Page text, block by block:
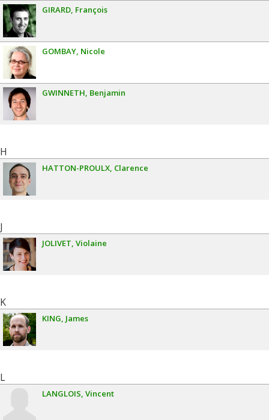
GIRARD François
GOMBAY Nicole
GWINNETH Benjamin
H
HATTON-PROULX Clarence
J
JOLIVET Violaine
K
KING James
L
LANGLOIS Vincent